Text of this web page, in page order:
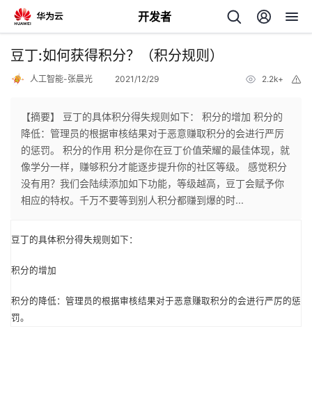
开发者
返
个
人
主
页
我
的
开
发
豆丁:如何获得积分？（积分规则）
人工智能-张晨光 2021/12/29 2.2k+
【摘要】 豆丁的具体积分得失规则如下： 积分的增加 积分的
降低：管理员的根据审核结果对于恶意赚取积分的会进行严厉
的惩罚。 积分的作用 积分是你在豆丁价值荣耀的最佳体现，就
像学分一样，赚够积分才能逐步提升你的社区等级。 感觉积分
没有用？我们会陆续添加如下功能，等级越高，豆丁会赋予你
相应的特权。千万不要等到别人积分都赚到爆的时...
豆丁的具体积分得失规则如下：
积分的增加
积分的降低：管理员的根据审核结果对于恶意赚取积分的会进行严厉的惩
罚。